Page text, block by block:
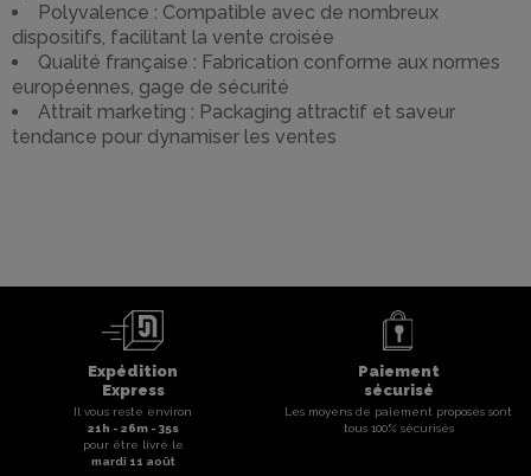
Polyvalence : Compatible avec de nombreux
dispositifs, facilitant la vente croisée
Qualité française : Fabrication conforme aux normes
européennes, gage de sécurité
Attrait marketing : Packaging attractif et saveur
tendance pour dynamiser les ventes
Expédition
Express
Il vous reste environ
21h - 26m - 35s
pour être livré le
mardi 11 août
Paiement
sécurisé
Les moyens de paiement proposés sont
tous 100% sécurisés